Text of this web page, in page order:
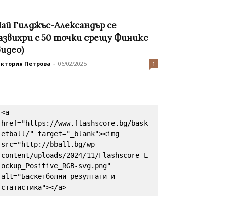
Гилджъс-Александър се
с 50 точки срещу Финикс
Петрова - 06/02/2025 1
<a
href="https://www.flashscore.bg/bask
etball/" target="_blank"><img
src="http://bball.bg/wp-
content/uploads/2024/11/Flashscore_L
ockup_Positive_RGB-svg.png"
alt="Баскетболни резултати и
статистика"></a>